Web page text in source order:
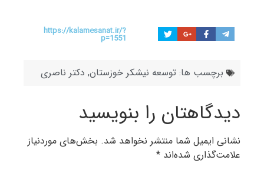
https://kalamesanat.ir/?
p=1551
برچسب ها: توسعه نیشکر خوزستان, دکتر ناصری
دیدگاهتان را بنویسید
نشانی ایمیل شما منتشر نخواهد شد. بخش‌های موردنیاز
علامت‌گذاری شده‌اند *